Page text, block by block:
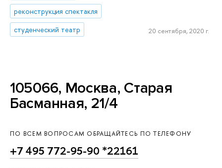
реконструкция спектакля
студенческий театр
20 сентября, 2020 г.
105066, Москва, Старая
Басманная, 21/4
ПО ВСЕМ ВОПРОСАМ ОБРАЩАЙТЕСЬ ПО ТЕЛЕФОНУ
+7 495 772-95-90 *22161